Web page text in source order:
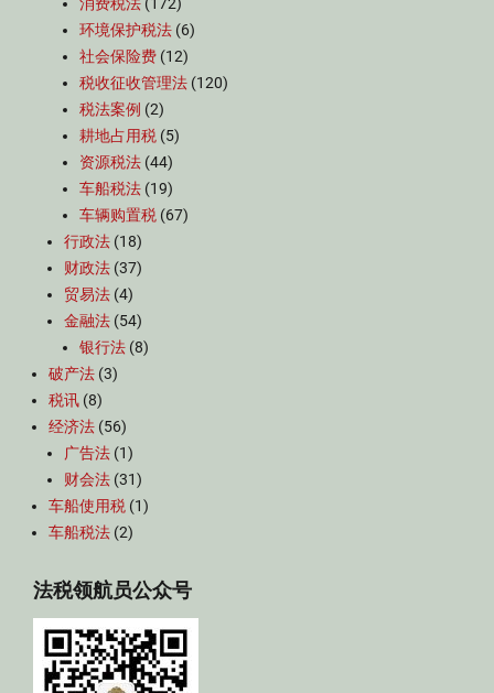
环境保护税法 (6)
社会保险费 (12)
税收征收管理法 (120)
税法案例 (2)
耕地占用税 (5)
资源税法 (44)
车船税法 (19)
车辆购置税 (67)
行政法 (18)
财政法 (37)
贸易法 (4)
金融法 (54)
银行法 (8)
破产法 (3)
税讯 (8)
经济法 (56)
广告法 (1)
财会法 (31)
车船使用税 (1)
车船税法 (2)
法税领航员公众号